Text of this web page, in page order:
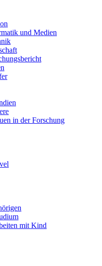
und Medien
in der Forschung
mit Kind